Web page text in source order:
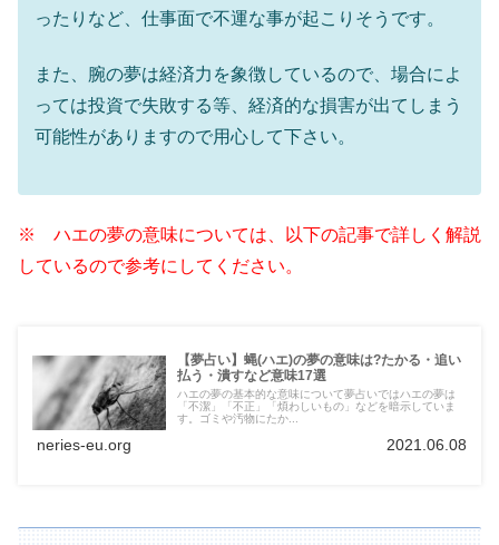
ったりなど、仕事面で不運な事が起こりそうです。
また、腕の夢は経済力を象徴しているので、場合によ
っては投資で失敗する等、経済的な損害が出てしまう
可能性がありますので用心して下さい。
※ ハエの夢の意味については、以下の記事で詳しく解説
しているので参考にしてください。
【夢占い】蝿(ハエ)の夢の意味は?たかる・追い
払う・潰すなど意味17選
ハエの夢の基本的な意味について夢占いではハエの夢は
「不潔」「不正」「煩わしいもの」などを暗示していま
す。ゴミや汚物にたか...
neries-eu.org 2021.06.08